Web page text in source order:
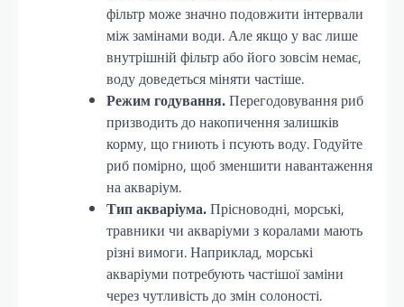
фільтр може значно подовжити інтервали
між замінами води. Але якщо у вас лише
внутрішній фільтр або його зовсім немає,
воду доведеться міняти частіше.
Режим годування.Перегодовування риб
призводить до накопичення залишків
корму, що гниють і псують воду. Годуйте
риб помірно, щоб зменшити навантаження
на акваріум.
Тип акваріума.Прісноводні, морські,
травники чи акваріуми з коралами мають
різні вимоги. Наприклад, морські
акваріуми потребують частішої заміни
через чутливість до змін солоності.